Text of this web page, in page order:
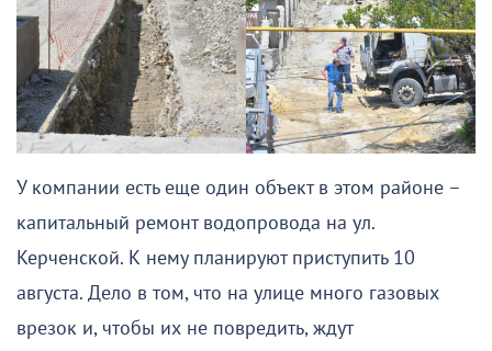
У компании есть еще один объект в этом районе –
капитальный ремонт водопровода на ул.
Керченской. К нему планируют приступить 10
августа. Дело в том, что на улице много газовых
врезок и, чтобы их не повредить, ждут